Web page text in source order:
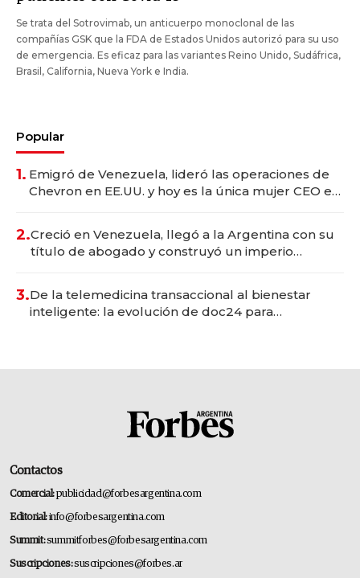
Se trata del Sotrovimab, un anticuerpo monoclonal de las
compañías GSK que la FDA de Estados Unidos autorizó para su uso
de emergencia. Es eficaz para las variantes Reino Unido, Sudáfrica,
Brasil, California, Nueva York e India.
Popular
1. Emigró de Venezuela, lideró las operaciones de
Chevron en EE.UU. y hoy es la única mujer CEO en
2.Creció en Venezuela, llegó a la Argentina con su
título de abogado y construyó un imperio
3.De la telemedicina transaccional al bienestar
inteligente: la evolución de doc24 para
Contactos
Comercial:publicidad@forbesargentina.com
Editorial:info@forbesargentina.com
Summit:summitforbes@forbesargentina.com
Suscripciones:suscripciones@forbes.ar